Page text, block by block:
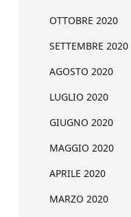
OTTOBRE 2020
SETTEMBRE 2020
AGOSTO 2020
LUGLIO 2020
GIUGNO 2020
MAGGIO 2020
APRILE 2020
MARZO 2020